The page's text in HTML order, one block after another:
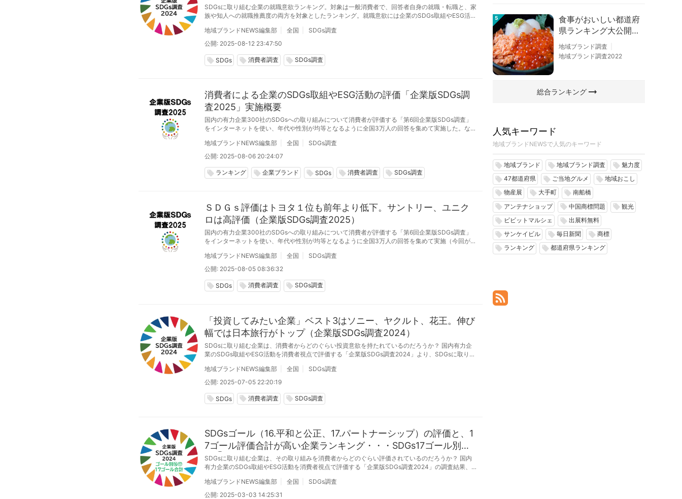
SDGs調査2024）
SDGsに取り組む企業の就職意欲ランキング。対象は一般消費者で、回答者自身の就職・転職と、家
族や知人への就職推薦度の両方を対象としたランキング。就職意欲には企業のSDGs取組やESG活動
地域ブランドNEWS編集部
全国
SDGs調査
公開: 2025-08-12 23:47:50
local_offer SDGs local_offer 消費者調査 local_offer SDGs調査
消費者による企業のSDGs取組やESG活動の評価「企業版SDGs調
査2025」実施概要
国内の有力企業300社のSDGsへの取り組みについて消費者が評価する「第6回企業版SDGs調査」
をインターネットを使い、年代や性別が均等となるように全国3万人の回答を集めて実施した。な
地域ブランドNEWS編集部
全国
SDGs調査
公開: 2025-08-06 20:24:07
local_offer ランキング local_offer 企業ブランド local_offer SDGs local_offer 消費者調査 local_offer SDGs調査
ＳＤＧｓ評価はトヨタ１位も前年より低下。サントリー、ユニク
ロは高評価（企業版SDGs調査2025）
国内の有力企業300社のSDGsへの取り組みについて消費者が評価する「第6回企業版SDGs調査」
をインターネットを使い、年代や性別が均等となるように全国3万人の回答を集めて実施（今回が6
地域ブランドNEWS編集部
全国
SDGs調査
公開: 2025-08-05 08:36:32
local_offer SDGs local_offer 消費者調査 local_offer SDGs調査
「投資してみたい企業」ベスト3はソニー、ヤクルト、花王。伸び
幅では日本旅行がトップ（企業版SDGs調査2024）
SDGsに取り組む企業は、消費者からどのぐらい投資意欲を持たれているのだろうか？ 国内有力企
業のSDGs取組やESG活動を消費者視点で評価する「企業版SDGs調査2024」より、SDGsに取り組
地域ブランドNEWS編集部
全国
SDGs調査
公開: 2025-07-05 22:20:19
local_offer SDGs local_offer 消費者調査 local_offer SDGs調査
SDGsゴール（16.平和と公正、17.パートナーシップ）の評価と、1
7ゴール評価合計が高い企業ランキング・・・SDGs17ゴール別評
価⑥（企業版SDGs調査2024）
SDGsに取り組む企業は、その取り組みを消費者からどのぐらい評価されているのだろうか？ 国内
有力企業のSDGs取組やESG活動を消費者視点で評価する「企業版SDGs調査2024」の調査結果、
オ・ジャパン、「17.パートナーシップで目標を達成しよう」はイオン、そしてSDGs17ゴール別評
価の合計が最も高かったのはトヨタ自動車だった。
地域ブランドNEWS編集部 全国
SDGs調査
公開: 2025-03-03 14:25:31
5
食事がおいしい都道府
県ランキング大公開！
１位は北海道、３位は
大阪府、２位は〇〇
地域ブランド調査
地域ブランド調査2022
総合ランキングarrow_right_alt
人気キーワード
地域ブランドNEWSで人気のキーワード
local_offer 地域ブランド local_offer 地域ブランド調査 local_offer 魅力度
local_offer 47都道府県 local_offer ご当地グルメ local_offer 地域おこし
local_offer 物産展 local_offer 大手町 local_offer 南船橋
local_offer アンテナショップ local_offer 中国商標問題 local_offer 観光
local_offer ビビットマルシェ local_offer 出展料無料
local_offer サンケイビル local_offer 毎日新聞 local_offer 商標
local_offer ランキング local_offer 都道府県ランキング